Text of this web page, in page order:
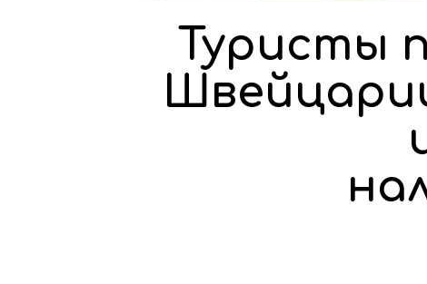
Туристы